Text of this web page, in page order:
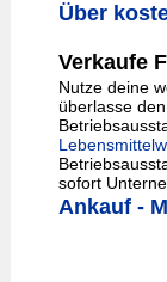
Über
Verkaufe
Nutze deine
überlasse
sofort
Ankauf -